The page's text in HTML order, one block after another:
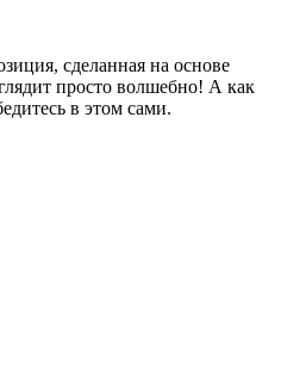
сделанная на основе
просто волшебно! А как
в этом сами.